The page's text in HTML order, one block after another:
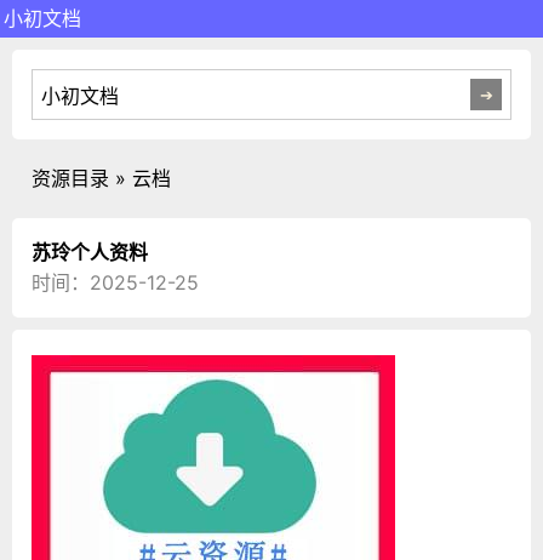
小初文档
资源目录 » 云档
苏玲个人资料
时间：2025-12-25